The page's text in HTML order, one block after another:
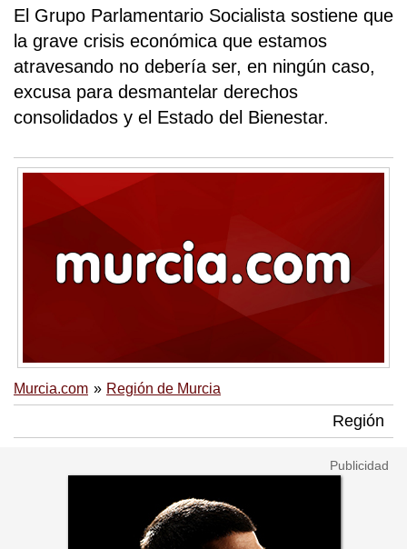
El Grupo Parlamentario Socialista sostiene que
la grave crisis económica que estamos
atravesando no debería ser, en ningún caso,
excusa para desmantelar derechos
consolidados y el Estado del Bienestar.
Murcia.com Región de Murcia
Región